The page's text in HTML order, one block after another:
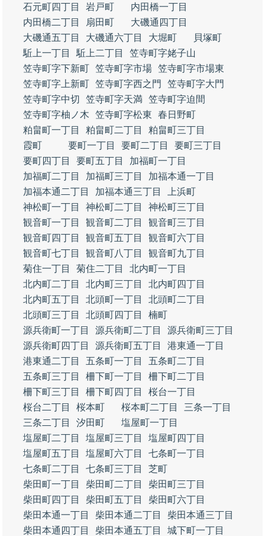
石元町四丁目 岩戸町
内田橋一丁目
内田橋二丁目
扇田町
大磯通四丁目
大磯通五丁目
大磯通六丁目 大堀町
貝塚町
駈上一丁目
駈上二丁目
笠寺町字姥子山
笠寺町字下新町 笠寺町字市場 笠寺町字市場東
笠寺町字上新町 笠寺町字西之門
笠寺町字大門
笠寺町字中切
笠寺町字天満
笠寺町字迫間
笠寺町字柚ノ木
笠寺町字松東
春日野町
粕畠町一丁目
粕畠町二丁目
粕畠町三丁目
霞町
要町一丁目 要町二丁目
要町三丁目
要町四丁目
要町五丁目
加福町一丁目
加福町二丁目
加福町三丁目
加福本通一丁目
加福本通二丁目
加福本通三丁目
上浜町
神松町一丁目
神松町二丁目
神松町三丁目
観音町一丁目
観音町二丁目
観音町三丁目
観音町四丁目
観音町五丁目
観音町六丁目
観音町七丁目
観音町八丁目
観音町九丁目
菊住一丁目
菊住二丁目
北内町一丁目
北内町二丁目
北内町三丁目
北内町四丁目
北内町五丁目
北頭町一丁目
北頭町二丁目
北頭町三丁目
北頭町四丁目
楠町
源兵衛町一丁目
源兵衛町二丁目
源兵衛町三丁目
源兵衛町四丁目
源兵衛町五丁目
港東通一丁目
港東通二丁目
五条町一丁目
五条町二丁目
五条町三丁目
柵下町一丁目
柵下町二丁目
柵下町三丁目
柵下町四丁目
桜台一丁目
桜台二丁目
桜本町 桜本町二丁目
三条一丁目
三条二丁目
汐田町
塩屋町一丁目
塩屋町二丁目
塩屋町三丁目
塩屋町四丁目
塩屋町五丁目
塩屋町六丁目
七条町一丁目
七条町二丁目
七条町三丁目
芝町
柴田町一丁目
柴田町二丁目
柴田町三丁目
柴田町四丁目
柴田町五丁目
柴田町六丁目
柴田本通一丁目
柴田本通二丁目
柴田本通三丁目
柴田本通四丁目
柴田本通五丁目
城下町一丁目